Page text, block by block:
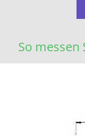
So messen